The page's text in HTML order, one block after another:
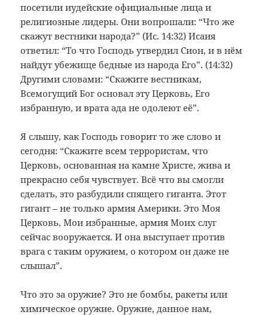
посетили иудейские официальные лица и
религиозные лидеры. Они вопрошали: “Что же
скажут вестники народа?” (Ис. 14:32) Исаия
ответил: “То что Господь утвердил Сион, и в нём
найдут убежище бедные из народа Его”. (14:32)
Другими словами: “Скажите вестникам,
Всемогущий Бог основал эту Церковь, Его
избранную, и врата ада не одолеют её”.
Я слышу, как Господь говорит то же слово и
сегодня: “Скажите всем террористам, что
Церковь, основанная на камне Христе, жива и
прекрасно себя чувствует. Всё что вы смогли
сделать, это разбудили спящего гиганта. Этот
гигант – не только армия Америки. Это Моя
Церковь, Мои избранные, армия Моих слуг
сейчас вооружается. И она выступает против
врага с таким оружием, о котором он даже не
слышал”.
Что это за оружие? Это не бомбы, ракеты или
химическое оружие. Оружие, данное нам,